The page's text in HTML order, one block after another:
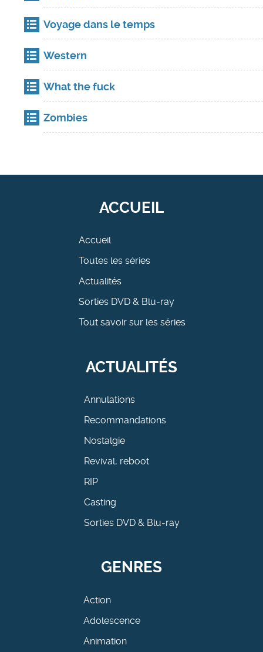
Voyage dans le temps
Western
What the fuck
Zombies
ACCUEIL
Accueil
Toutes les séries
Actualités
Sorties DVD & Blu-ray
Tout savoir sur les séries
ACTUALITÉS
Annulations
Recommandations
Nostalgie
Revival, reboot
RIP
Casting
Sorties DVD & Blu-ray
GENRES
Action
Adolescence
Animation